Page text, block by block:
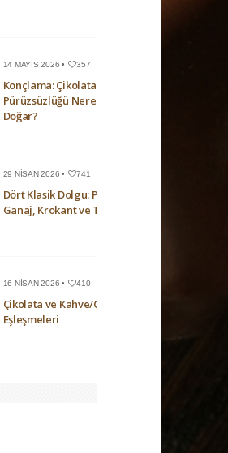
14 MAYIS 2026 • 357
Konçlama: Çikolatanın
Pürüzsüzlüğü Nerede
Doğar?
29 NISAN 2026 • 741
Dört Klasik Dolgu: Pralin,
Ganaj, Krokant ve Trüf
16 NISAN 2026 • 410
Çikolata ve Kahve/Çay
Eşleşmeleri